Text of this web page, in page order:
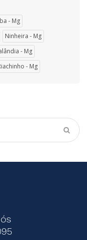
- Mg
Ninheira - Mg
- Mg
- Mg